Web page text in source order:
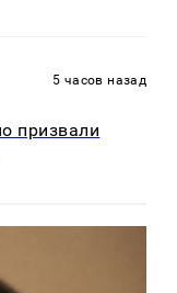
5 часов назад
призвали